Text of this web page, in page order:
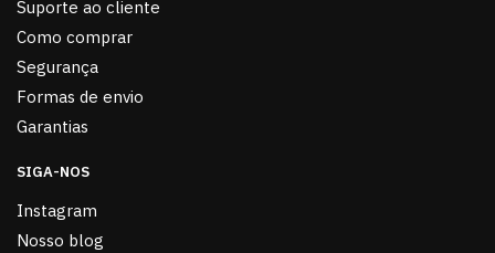
Suporte ao cliente
Como comprar
Segurança
Formas de envio
Garantias
SIGA-NOS
Instagram
Nosso blog